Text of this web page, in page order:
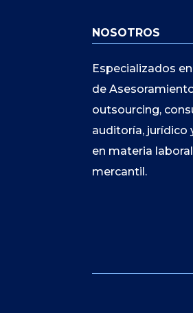
NOSOTROS
Especializados
de
outsourcing,
auditoría, jurídico
en materia
mercantil.